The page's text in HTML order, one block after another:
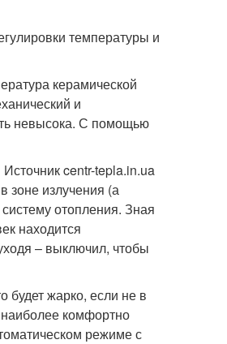
температуры и
керамической
и
невысока. С помощью
centr-tepla.in.ua
зоне излучения (а
отопления. Зная
находится
– выключил, чтобы
будет жарко, если не в
наиболее комфортно
режиме с